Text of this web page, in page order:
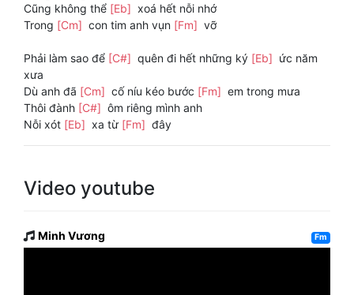
Cũng không thể [Eb] xoá hết nỗi nhớ
Trong [Cm] con tim anh vụn [Fm] vỡ
Phải làm sao để [C#] quên đi hết những ký [Eb] ức năm
xưa
Dù anh đã [Cm] cố níu kéo bước [Fm] em trong mưa
Thôi đành [C#] ôm riêng mình anh
Nỗi xót [Eb] xa từ [Fm] đây
Video youtube
Minh Vương Fm